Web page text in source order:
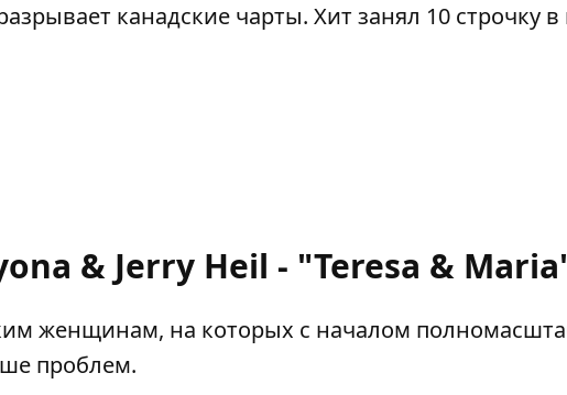
канадские чарты. Хит занял 10 строчку
& Jerry Heil - "Teresa &
женщинам, на которых с началом
проблем.